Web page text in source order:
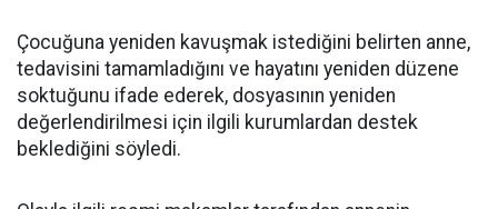
Çocuğuna yeniden kavuşmak istediğini belirten anne,
tedavisini tamamladığını ve hayatını yeniden düzene
soktuğunu ifade ederek, dosyasının yeniden
değerlendirilmesi için ilgili kurumlardan destek
beklediğini söyledi.